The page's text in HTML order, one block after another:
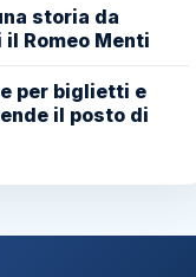
storia da
Romeo Menti
per biglietti e
il posto di